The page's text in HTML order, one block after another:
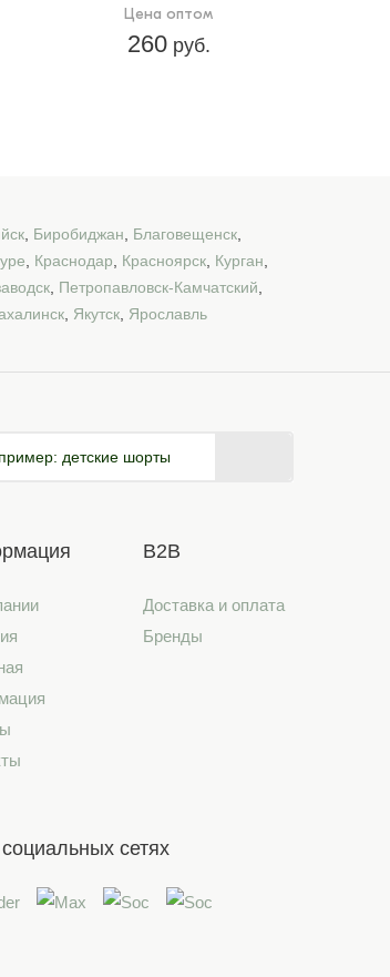
Цена оптом
260руб.
Биробиджан Благовещенск
Краснодар Красноярск Курган
Петропавловск-Камчатский
Якутск Ярославль
детские шорты
B2B
Доставка и оплата
Бренды
сетях